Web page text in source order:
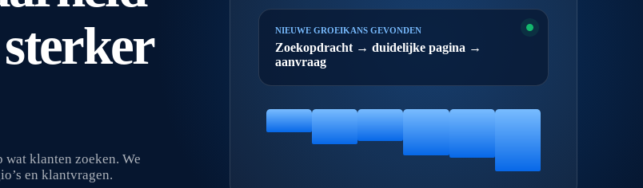
wat klanten zoeken. We
en klantvragen.
NIEUWE GROEIKANS GEVONDEN
Zoekopdracht → duidelijke pagina →
aanvraag